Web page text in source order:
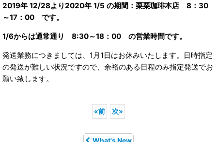
2019年 12/28より2020年 1/5 の期間：栗栗珈琲本店 8：30
～17：00 です。
1/6からは通常通り 8:30～18：00 の営業時間です。
発送業務につきましては、1月1日はお休みいたします。日時指定
の発送が難しい状況ですので、余裕のある日程のみ指定発送でお
願い致します。
«前 次»